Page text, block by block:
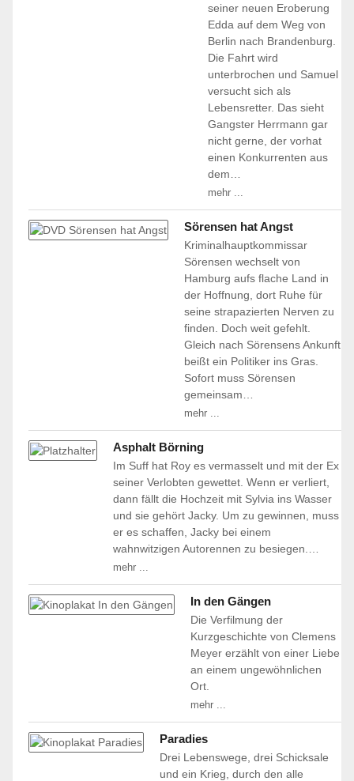
seiner neuen Eroberung
Edda auf dem Weg von
Berlin nach Brandenburg.
Die Fahrt wird
unterbrochen und Samuel
versucht sich als
Lebensretter. Das sieht
Gangster Herrmann gar
nicht gerne, der vorhat
einen Konkurrenten aus
dem…
mehr ...
Sörensen hat Angst
Kriminalhauptkommissar
Sörensen wechselt von
Hamburg aufs flache Land in
der Hoffnung, dort Ruhe für
seine strapazierten Nerven zu
finden. Doch weit gefehlt.
Gleich nach Sörensens Ankunft
beißt ein Politiker ins Gras.
Sofort muss Sörensen
gemeinsam…
mehr ...
Asphalt Börning
Im Suff hat Roy es vermasselt und mit der Ex
seiner Verlobten gewettet. Wenn er verliert,
dann fällt die Hochzeit mit Sylvia ins Wasser
und sie gehört Jacky. Um zu gewinnen, muss
er es schaffen, Jacky bei einem
wahnwitzigen Autorennen zu besiegen.…
mehr ...
In den Gängen
Die Verfilmung der
Kurzgeschichte von Clemens
Meyer erzählt von einer Liebe
an einem ungewöhnlichen
Ort.
mehr ...
Paradies
Drei Lebenswege, drei Schicksale
und ein Krieg, durch den alle